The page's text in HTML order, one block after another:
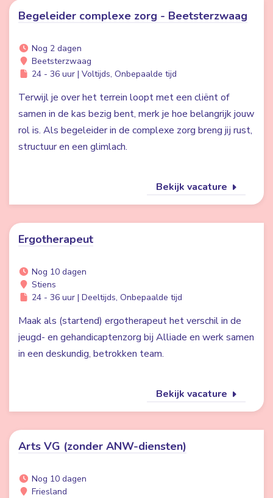
Begeleider complexe zorg - Beetsterzwaag
Nog 2 dagen
Beetsterzwaag
24 - 36 uur | Voltijds, Onbepaalde tijd
Terwijl je over het terrein loopt met een cliënt of
samen in de kas bezig bent, merk je hoe belangrijk jouw
rol is. Als begeleider in de complexe zorg breng jij rust,
structuur en een glimlach.
Bekijk vacature
Ergotherapeut
Nog 10 dagen
Stiens
24 - 36 uur | Deeltijds, Onbepaalde tijd
Maak als (startend) ergotherapeut het verschil in de
jeugd- en gehandicaptenzorg bij Alliade en werk samen
in een deskundig, betrokken team.
Bekijk vacature
Arts VG (zonder ANW-diensten)
Nog 10 dagen
Friesland